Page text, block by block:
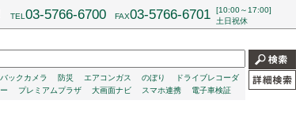
TEL 03-5766-6700 FAX03-5766-6701
[10:00～17:00]
土日祝休
バックカメラ 防災 エアコンガス のぼり
ドライブレコーダ
ー
プレミアムプラザ 大画面ナビ スマホ連携 電子車検証